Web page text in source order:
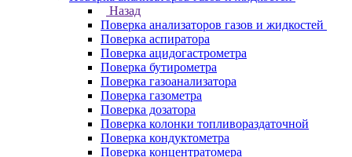
Назад
Поверка анализаторов газов и жидкостей
Поверка аспиратора
Поверка ацидогастрометра
Поверка бутирометра
Поверка газоанализатора
Поверка газометра
Поверка дозатора
Поверка колонки топливораздаточной
Поверка кондуктометра
Поверка концентратомера